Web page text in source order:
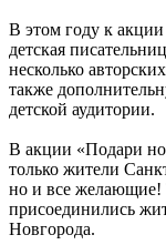
В этом году к акции
детская
несколько
также
детской аудитории.
В акции «Подари
только жители
но и все желающие!
присоединились
Новгорода.